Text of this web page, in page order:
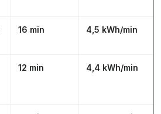
16 min 4,5 kWh/min
12 min 4,4 kWh/min